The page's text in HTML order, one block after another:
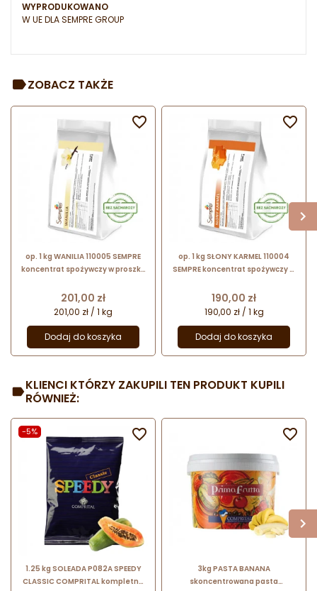
WYPRODUKOWANO
W UE DLA SEMPRE GROUP
ZOBACZ TAKŻE
op. 1 kg WANILIA 110005 SEMPRE
koncentrat spożywczy w proszku
bazie aromatów naturalnych
Cena
201,00 zł
201,00 zł / 1 kg
Dodaj do koszyka

op. 1 kg SŁONY KARMEL 110004
SEMPRE koncentrat spożywczy w
- na bazie aromatów naturalnych
Cena
190,00 zł
190,00 zł / 1 kg
Dodaj do koszyka

KLIENCI KTÓRZY ZAKUPILI TEN PRODUKT KUPILI
RÓWNIEŻ:
-5%
1.25 kg SOLEADA P082A SPEEDY
CLASSIC COMPRITAL kompletna

3kg PASTA BANANA
skoncentrowana pasta
